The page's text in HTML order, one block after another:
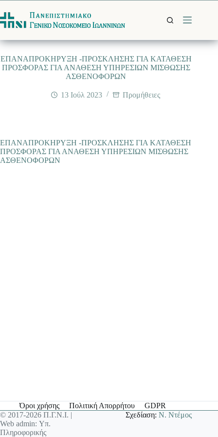
στο
περιεχόμενο
ΕΠΑΝΑΠΡΟΚΗΡΥΞΗ -ΠΡΟΣΚΛΗΣΗΣ ΓΙΑ ΚΑΤΑΘΕΣΗ
ΠΡΟΣΦΟΡΑΣ ΓΙΑ ΑΝΑΘΕΣΗ ΥΠΗΡΕΣΙΩΝ ΜΙΣΘΩΣΗΣ
ΑΣΘΕΝΟΦΟΡΩΝ
13 Ιούλ 2023 Προμήθειες
ΕΠΑΝΑΠΡΟΚΗΡΥΞΗ -ΠΡΟΣΚΛΗΣΗΣ ΓΙΑ ΚΑΤΑΘΕΣΗ
ΠΡΟΣΦΟΡΑΣ ΓΙΑ ΑΝΑΘΕΣΗ ΥΠΗΡΕΣΙΩΝ ΜΙΣΘΩΣΗΣ
ΑΣΘΕΝΟΦΟΡΩΝ
Όροι χρήσης Πολιτική Απορρήτου
GDPR
© 2017-2026 Π.Γ.Ν.Ι. |
Web admin: Υπ.
Πληροφορικής
Σχεδίαση:Ν. Ντέμος